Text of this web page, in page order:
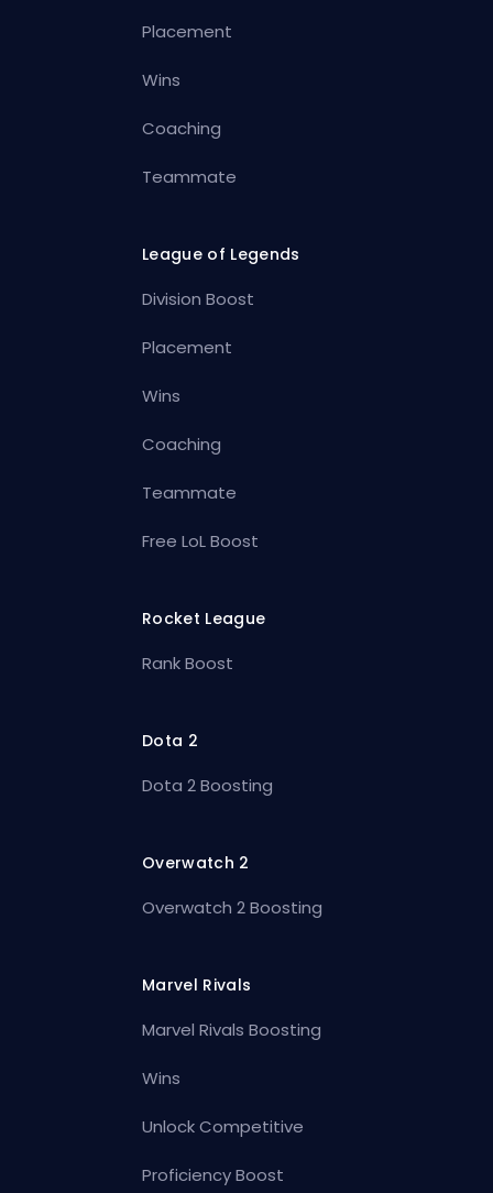
Placement
Wins
Coaching
Teammate
League of Legends
Division Boost
Placement
Wins
Coaching
Teammate
Free LoL Boost
Rocket League
Rank Boost
Dota 2
Dota 2 Boosting
Overwatch 2
Overwatch 2 Boosting
Marvel Rivals
Marvel Rivals Boosting
Wins
Unlock Competitive
Proficiency Boost